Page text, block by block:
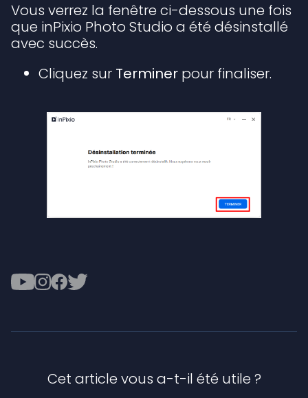
Vous verrez la fenêtre ci-dessous une fois
que inPixio Photo Studio a été désinstallé
avec succès.
Cliquez sur Terminer pour finaliser.
Cet article vous a-t-il été utile ?